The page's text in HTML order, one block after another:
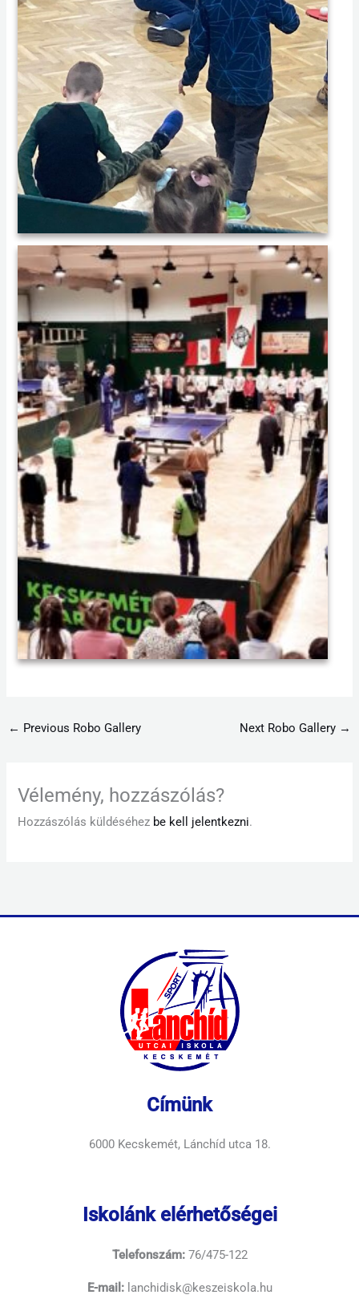
← Previous Robo Gallery Next Robo Gallery →
Vélemény, hozzászólás?
Hozzászólás küldéséhez be kell jelentkezni.
Címünk
6000 Kecskemét, Lánchíd utca 18.
Iskolánk elérhetőségei
Telefonszám:76/475-122
E-mail:lanchidisk@keszeiskola.hu